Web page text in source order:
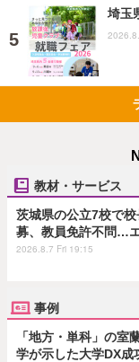
埼玉
教材・サービス
茨城県の公立7校で
募、教員免許不問…
2026.8.7 Fri 19:15
事例
「地方・単科」の室
学が示した大学DX成